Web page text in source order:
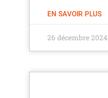
EN SAVOIR PLUS
26 décembre 2024